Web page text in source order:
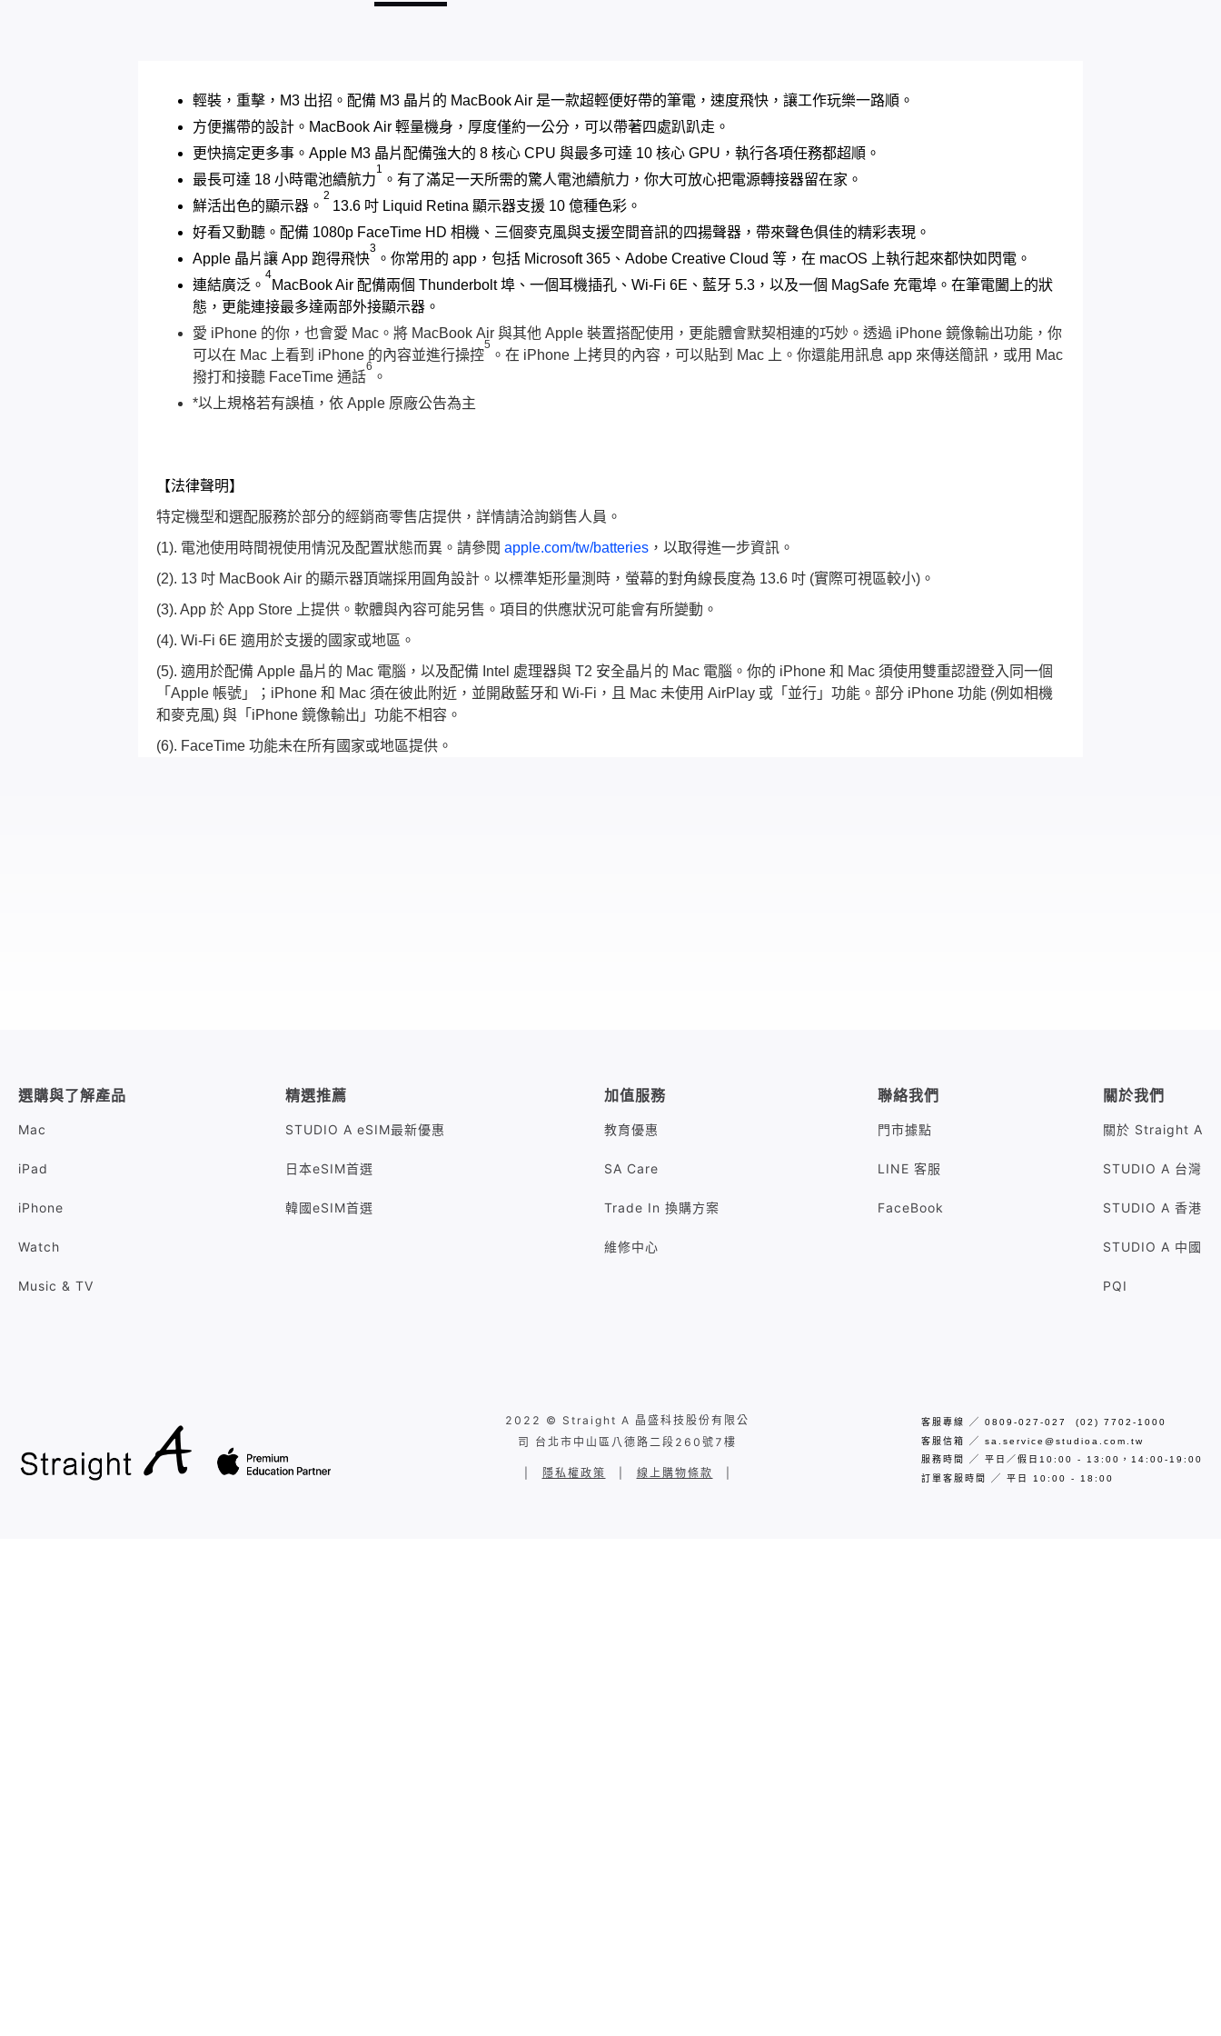
輕裝，重擊，M3 出招。配備 M3 晶片的 MacBook Air 是一款超輕便好帶的筆電，速度飛快，讓工作玩樂一路順。
方便攜帶的設計。MacBook Air 輕量機身，厚度僅約一公分，可以帶著四處趴趴走。
更快搞定更多事。Apple M3 晶片配備強大的 8 核心 CPU 與最多可達 10 核心 GPU，執行各項任務都超順。
最長可達 18 小時電池續航力
1
。有了滿足一天所需的驚人電池續航力，你大可放心把電源轉接器留在家。
鮮活出色的顯示器。
2
13.6 吋 Liquid Retina 顯示器支援 10 億種色彩。
好看又動聽。配備 1080p FaceTime HD 相機、三個麥克風與支援空間音訊的四揚聲器，帶來聲色俱佳的精彩表現。
Apple 晶片讓 App 跑得飛快
3
。你常用的 app，包括 Microsoft 365、Adobe Creative Cloud 等，在 macOS 上執行起來都快如閃電。
連結廣泛。
4
MacBook Air 配備兩個 Thunderbolt 埠、一個耳機插孔、Wi-Fi 6E、藍牙 5.3，以及一個 MagSafe 充電埠。在筆電闔上的狀
態，更能連接最多達兩部外接顯示器。
愛 iPhone 的你，也會愛 Mac。將 MacBook Air 與其他 Apple 裝置搭配使用，更能體會默契相連的巧妙。透過 iPhone 鏡像輸出功能，你
可以在 Mac 上看到 iPhone 的內容並進行操控
5
。在 iPhone 上拷貝的內容，可以貼到 Mac 上。你還能用訊息 app 來傳送簡訊，或用 Mac
撥打和接聽 FaceTime 通話
6
。
*以上規格若有誤植，依 Apple 原廠公告為主
【法律聲明】
特定機型和選配服務於部分的經銷商零售店提供，詳情請洽詢銷售人員。
(1). 電池使用時間視使用情況及配置狀態而異。請參閱 apple.com/tw/batteries ，以取得進一步資訊。
(2). 13 吋 MacBook Air 的顯示器頂端採用圓角設計。以標準矩形量測時，螢幕的對角線長度為 13.6 吋 (實際可視區較小)。
(3). App 於 App Store 上提供。軟體與內容可能另售。項目的供應狀況可能會有所變動。
(4). Wi-Fi 6E 適用於支援的國家或地區。
(5). 適用於配備 Apple 晶片的 Mac 電腦，以及配備 Intel 處理器與 T2 安全晶片的 Mac 電腦。你的 iPhone 和 Mac 須使用雙重認證登入同一個
「Apple 帳號」；iPhone 和 Mac 須在彼此附近，並開啟藍牙和 Wi-Fi，且 Mac 未使用 AirPlay 或「並行」功能。部分 iPhone 功能 (例如相機
和麥克風) 與「iPhone 鏡像輸出」功能不相容。
(6). FaceTime 功能未在所有國家或地區提供。
選購與了解產品
Mac
iPad
iPhone
Watch
Music & TV
精選推薦
STUDIO A eSIM最新優惠
日本eSIM首選
韓國eSIM首選
加值服務
教育優惠
SA Care
Trade In 換購方案
維修中心
聯絡我們
門市據點
LINE 客服
FaceBook
關於我們
關於 Straight A
STUDIO A 台灣
STUDIO A 香港
STUDIO A 中國
PQI
2022 © Straight A 晶盛科技股份有限公
司 台北市中山區八德路二段260號7樓
隱私權政策 線上購物條款
客服專線 ╱
0809-027-027 (02) 7702-1000
客服信箱
╱
sa.service@studioa.com.tw
服務時間
╱
平日／假日10:00 - 13:00，14:00-19:00
訂單客服時間
╱ 平日 10:00 - 18:00